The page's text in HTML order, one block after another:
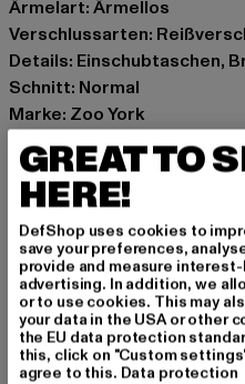
Ärmelart: Ärmellos
Verschlussarten:
Details: Einschubtaschen,
Schnitt: Normal
Marke: Zoo York
Kat.: Westen
Farbe: olive
Hersteller Farbe: olive
Art.Nr: 60720001-00176
Hersteller: TB
Dr.-Robert-Murjahn-
DE
GREAT TO
HERE!
DefShop uses cookies to
save your preferences,
provide and measure
advertising. In addition, we
or to use cookies. This may
your data in the USA or other
the EU data protection
this, click on "Custom
agree to this. Data protection